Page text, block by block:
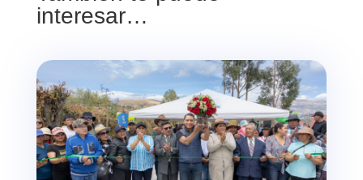
interesar…